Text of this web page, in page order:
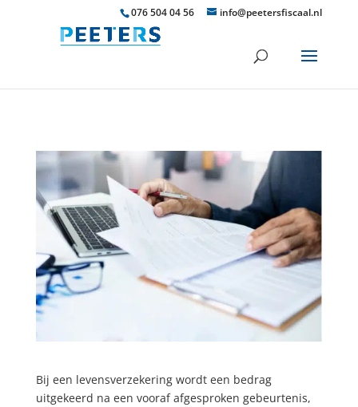
076 504 04 56 info@peetersfiscaal.nl
KRIJGT U EEN
Bij een levensverzekering wordt een bedrag
uitgekeerd na een vooraf afgesproken gebeurtenis,